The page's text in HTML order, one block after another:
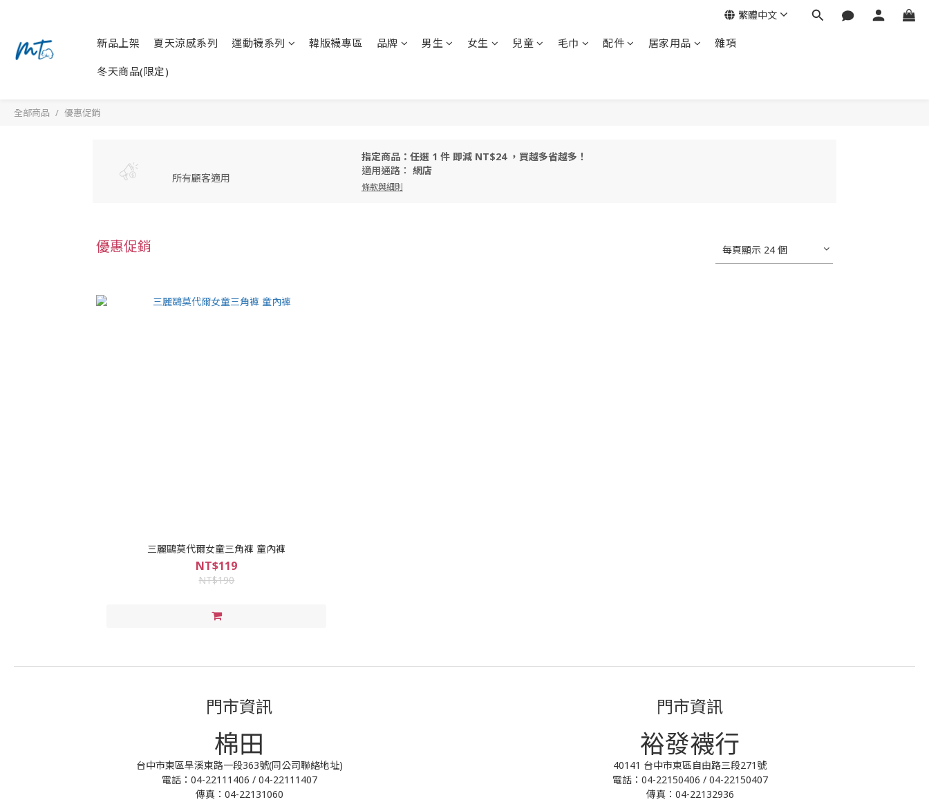
新品上架 夏天涼感系列 運動襪系列 韓版襪專區 品牌 男生 女生 兒童 毛巾 配件 居家用品 雜項
冬天商品(限定)
繁體中文
全部商品 優惠促銷
所有顧客適用
指定商品：任選 1 件 即減 NT$24 ，買越多省越多！
適用通路： 網店
條款與細則
優惠促銷 每頁顯示 24 個
三麗鷗莫代爾女童三角褲 童內褲
NT$119
NT$190
門市資訊
棉田
台中市東區旱溪東路一段363號(同公司聯絡地址)
電話：04-22111406 / 04-22111407
傳真：04-22131060
門市資訊
裕發襪行
40141 台中市東區自由路三段271號
電話：04-22150406 / 04-22150407
傳真：04-22132936